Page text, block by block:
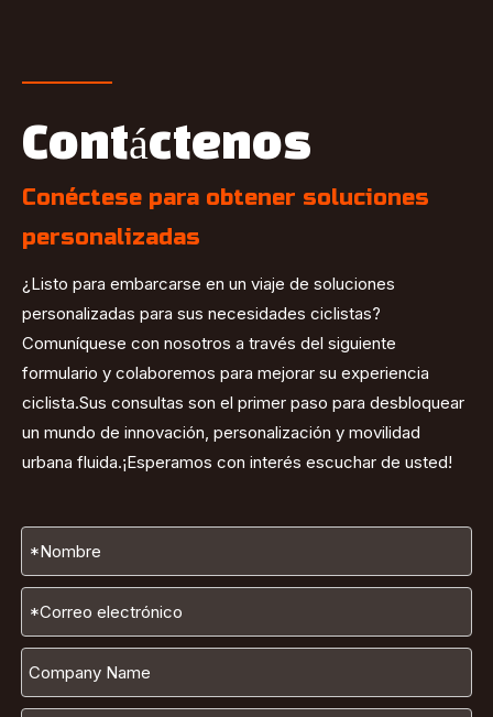
Contáctenos
Conéctese para obtener soluciones
personalizadas
¿Listo para embarcarse en un viaje de soluciones
personalizadas para sus necesidades ciclistas?
Comuníquese con nosotros a través del siguiente
formulario y colaboremos para mejorar su experiencia
ciclista.Sus consultas son el primer paso para desbloquear
un mundo de innovación, personalización y movilidad
urbana fluida.¡Esperamos con interés escuchar de usted!